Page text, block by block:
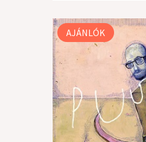
AJÁNLÓK